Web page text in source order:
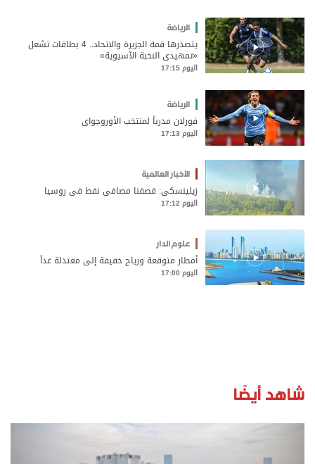
الرياضة
يتصدرها قمة الجزيرة والاتحاد.. 4 بطاقات تشعل
«تمهيدي النخبة الآسيوية»
اليوم 17:15
الرياضة
فورلان مدرباً لمنتخب الأوروجواي
اليوم 17:13
الأخبار العالمية
زيلينسكي: قصفنا مصافي نفط في روسيا
اليوم 17:12
علوم الدار
أمطار متوقعة ورياح خفيفة إلى معتدلة غداً
اليوم 17:00
شاهد أيضًا